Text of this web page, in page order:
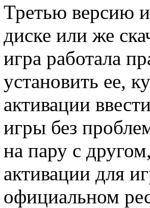
Третью версию
диске или же
игра работала
установить ее,
активации
игры без
на пару с
активации для
официальном